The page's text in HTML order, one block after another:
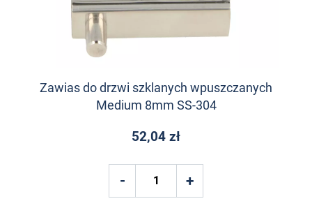
Zawias do drzwi szklanych wpuszczanych
Medium 8mm SS-304
52,04 zł